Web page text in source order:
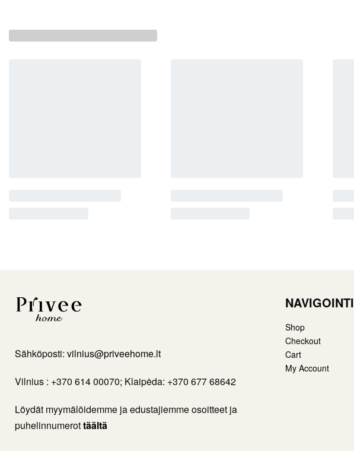
Sähköposti: vilnius@priveehome.lt
Vilnius : +370 614 00070; Klaipėda: +370 677 68642
Löydät myymälöidemme ja edustajiemme osoitteet ja
puhelinnumerottäältä
NAVIGOINTI
Shop
Checkout
Cart
My Account